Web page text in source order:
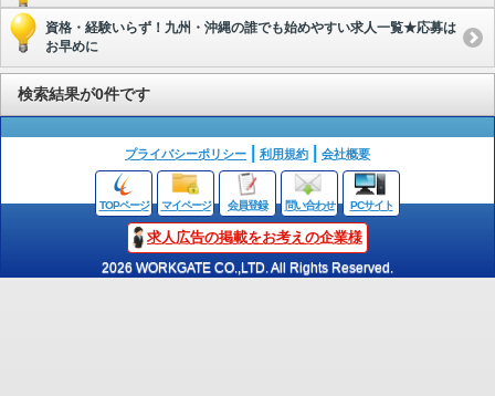
資格・経験いらず！九州・沖縄の誰でも始めやすい求人一覧★応募は
お早めに
検索結果が0件です
プライバシーポリシー 利用規約 会社概要
TOPページ マイページ 会員登録 問い合わせ PCサイト
求人広告の掲載をお考えの企業様
2026 WORKGATE CO.,LTD. All Rights Reserved.